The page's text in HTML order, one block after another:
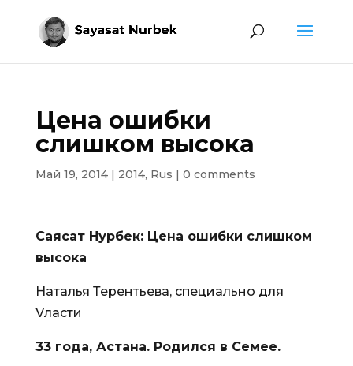
Цена ошибки
слишком высока
Май 19, 2014| 2014, Rus | 0 comments
Саясат Нурбек: Цена ошибки слишком
высока
Наталья Терентьева, специально для
Vласти
33 года, Астана. Родился в Семее.